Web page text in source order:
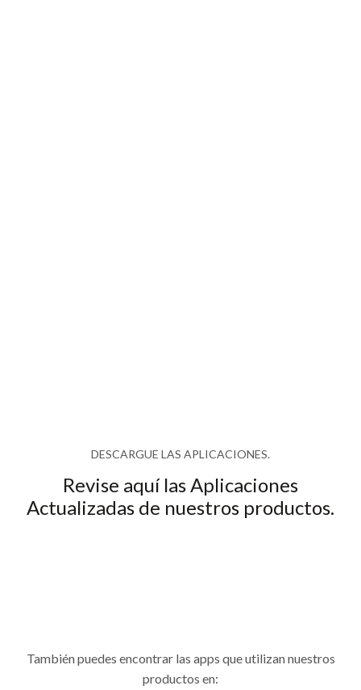
DESCARGUE LAS APLICACIONES.
Revise aquí las Aplicaciones
Actualizadas de nuestros productos.
También puedes encontrar las apps que utilizan nuestros
productos en: